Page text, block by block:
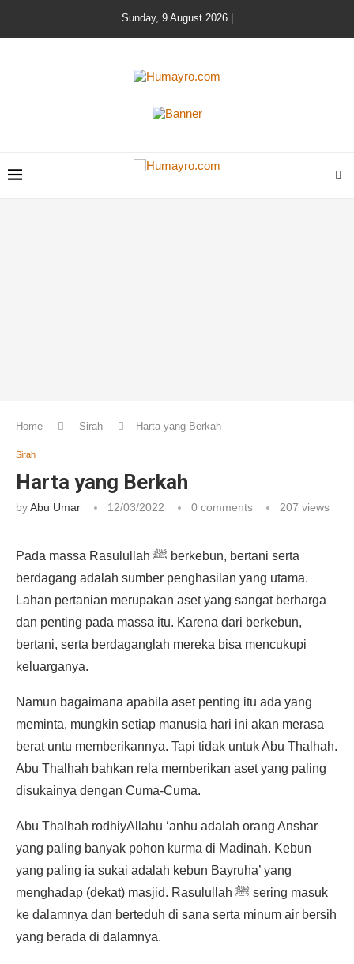
Sunday, 9 August 2026 |
Home Sirah Harta yang Berkah
Sirah
Harta yang Berkah
byAbu Umar 12/03/2022 0 comments 207 views
Pada massa Rasulullah ﷺ berkebun, bertani serta
berdagang adalah sumber penghasilan yang utama.
Lahan pertanian merupakan aset yang sangat berharga
dan penting pada massa itu. Karena dari berkebun,
bertani, serta berdaganglah mereka bisa mencukupi
keluarganya.
Namun bagaimana apabila aset penting itu ada yang
meminta, mungkin setiap manusia hari ini akan merasa
berat untu memberikannya. Tapi tidak untuk Abu Thalhah.
Abu Thalhah bahkan rela memberikan aset yang paling
disukainya dengan Cuma-Cuma.
Abu Thalhah rodhiyAllahu ‘anhu adalah orang Anshar
yang paling banyak pohon kurma di Madinah. Kebun
yang paling ia sukai adalah kebun Bayruha’ yang
menghadap (dekat) masjid. Rasulullah ﷺ sering masuk
ke dalamnya dan berteduh di sana serta minum air bersih
yang berada di dalamnya.